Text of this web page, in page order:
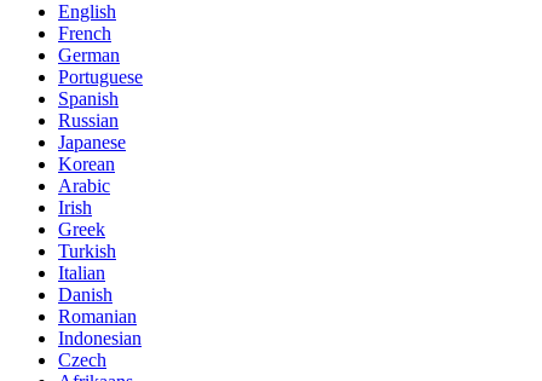
English
French
German
Portuguese
Spanish
Russian
Japanese
Korean
Arabic
Irish
Greek
Turkish
Italian
Danish
Romanian
Indonesian
Czech